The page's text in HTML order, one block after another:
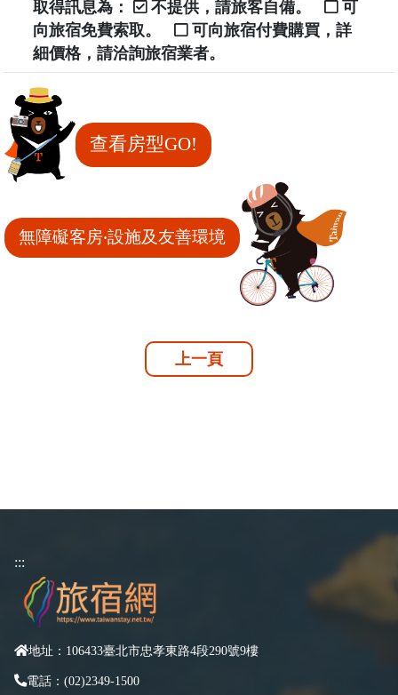
取得訊息為：
不提供，請旅客自備。
可
向旅宿免費索取。
可向旅宿付費購買，詳
細價格，請洽詢旅宿業者。
查看房型GO!
無障礙客房‧設施及友善環境
上一頁
:::
地址：106433臺北市忠孝東路4段290號9樓
電話：(02)2349-1500